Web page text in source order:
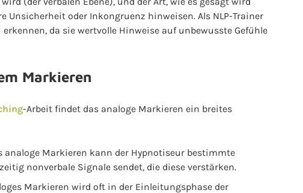
Unsicherheit oder Inkongruenz hinweisen. Als NLP-Trainer
da sie wertvolle Hinweise auf unbewusste Gefühle
Markieren
-Arbeit findet das analoge Markieren ein breites
analoge Markieren kann der Hypnotiseur bestimmte
nonverbale Signale sendet, die diese verstärken.
Markieren wird oft in der Einleitungsphase der